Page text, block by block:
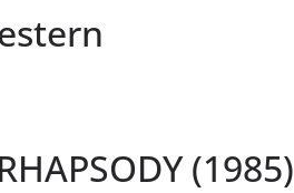
(1985)